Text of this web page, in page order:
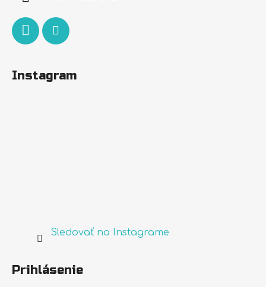
Instagram
Sledovať na Instagrame
Prihlásenie